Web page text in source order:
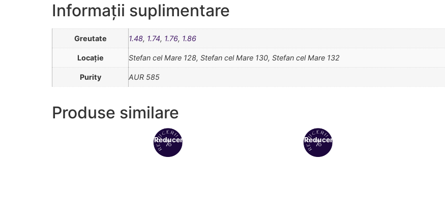
Informații suplimentare
Greutate 1.48, 1.74, 1.76, 1.86
Locație Stefan cel Mare 128, Stefan cel Mare 130, Stefan cel Mare 132
Purity AUR 585
Produse similare
Reduceri! Reduceri!